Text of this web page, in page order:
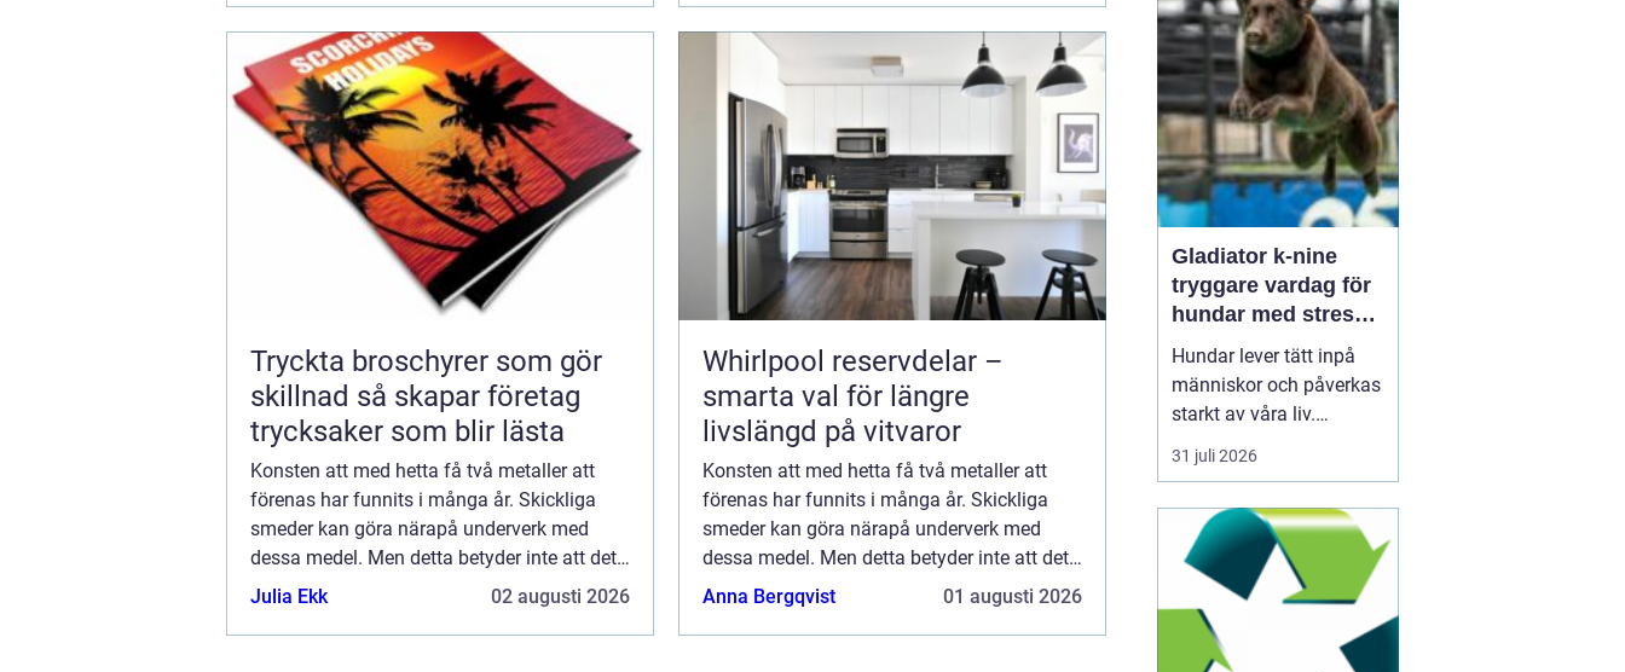
Tryckta broschyrer som gör
skillnad så skapar företag
trycksaker som blir lästa
Konsten att med hetta få två metaller att
förenas har funnits i många år. Skickliga
smeder kan göra närapå underverk med
dessa medel. Men detta betyder inte att det
är enkelt att svetsa, även om ...
Julia Ekk 02 augusti 2026
Whirlpool reservdelar –
smarta val för längre
livslängd på vitvaror
Konsten att med hetta få två metaller att
förenas har funnits i många år. Skickliga
smeder kan göra närapå underverk med
dessa medel. Men detta betyder inte att det
är enkelt att svetsa, även om ...
Anna Bergqvist 01 augusti 2026
och kraven på minskad
klimatpåverkan ökar. I
den verkligheten har
Värmepumpar ...
Gladiator k-nine
tryggare vardag för
hundar med stress
och oro
Hundar lever tätt inpå
människor och påverkas
starkt av våra liv.
Snabba förändringar,
höga ljud, ensamhet och
till långvarig stress och
ångest. Under senare år
har intresset ökat för hur
icke-farmakologiska
metoder, som specia...
31 juli 2026